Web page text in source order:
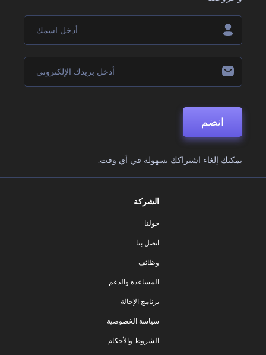
انضم
يمكنك إلغاء اشتراكك بسهولة في أي وقت.
الشركة
حولنا
اتصل بنا
وظائف
المساعدة والدعم
برنامج الإحالة
سياسة الخصوصية
الشروط والأحكام